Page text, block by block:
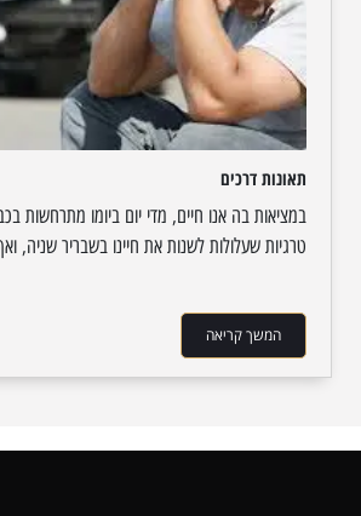
תאונות דרכים
במציאות בה אנו חיים, מדי יום ביומו מתרחשות
טרגיות שעלולות לשנות את חיינו בשבריר שניה,
המשך קריאה